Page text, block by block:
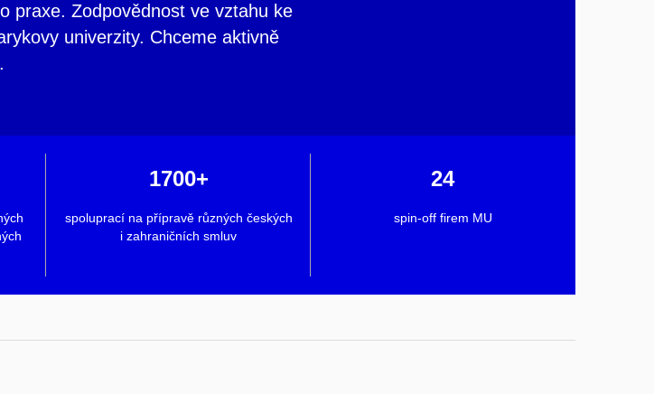
praxe. Zodpovědnost ve vztahu ke
univerzity. Chceme aktivně
1700+
spoluprací na přípravě různých českých
i zahraničních smluv
24
spin-off firem MU